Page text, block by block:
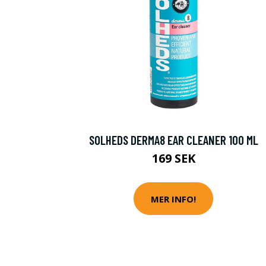
SOLHEDS DERMA8 EAR CLEANER 100 ML
169 SEK
MER INFO!